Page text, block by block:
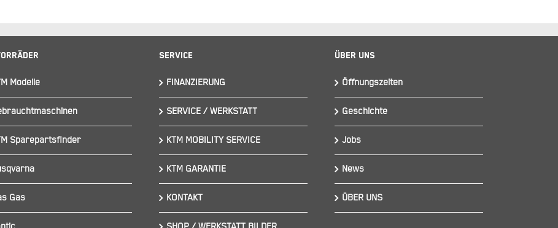
Modelle
Sparepartsfinder
Gas
Service
FINANZIERUNG
SERVICE / WERKSTATT
KTM MOBILITY SERVICE
KTM GARANTIE
KONTAKT
Über Uns
Öffnungszeiten
Geschichte
Jobs
News
ÜBER UNS